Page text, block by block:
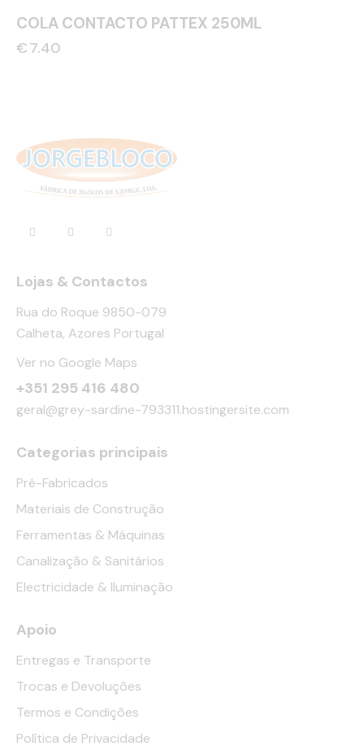
COLA CONTACTO PATTEX 250ML
€7.40
Lojas & Contactos
Rua do Roque 9850-079
Calheta, Azores Portugal
Ver no Google Maps
+351 295 416 480
geral@grey-sardine-793311.hostingersite.com
Categorias principais
Pré-Fabricados
Materiais de Construção
Ferramentas & Máquinas
Canalização & Sanitários
Electricidade & Iluminação
Apoio
Entregas e Transporte
Trocas e Devoluções
Termos e Condições
Política de Privacidade